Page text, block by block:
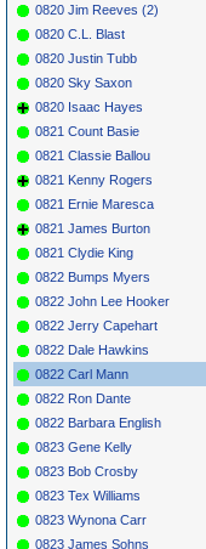
0820 Jim Reeves (2)
0820 C.L. Blast
0820 Justin Tubb
0820 Sky Saxon
0820 Isaac Hayes
0821 Count Basie
0821 Classie Ballou
0821 Kenny Rogers
0821 Ernie Maresca
0821 James Burton
0821 Clydie King
0822 Bumps Myers
0822 John Lee Hooker
0822 Jerry Capehart
0822 Dale Hawkins
0822 Carl Mann
0822 Ron Dante
0822 Barbara English
0823 Gene Kelly
0823 Bob Crosby
0823 Tex Williams
0823 Wynona Carr
0823 James Sohns